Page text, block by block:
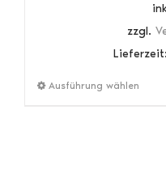
zzgl.
Lieferzeit:
Ausführung wählen